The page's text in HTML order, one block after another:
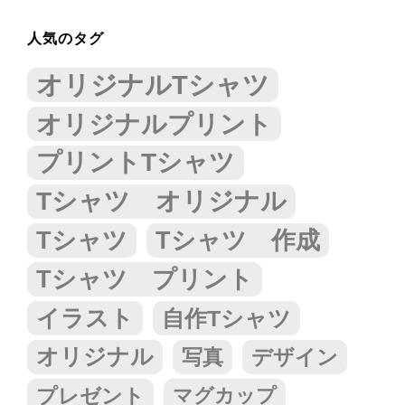
人気のタグ
オリジナルTシャツ
オリジナルプリント
プリントTシャツ
Tシャツ オリジナル
Tシャツ
Tシャツ 作成
Tシャツ プリント
イラスト 自作Tシャツ
オリジナル 写真
デザイン
プレゼント
マグカップ